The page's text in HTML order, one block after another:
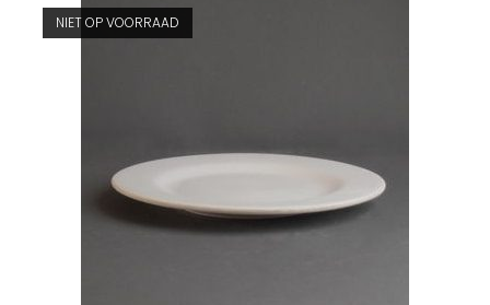
NIET OP VOORRAAD